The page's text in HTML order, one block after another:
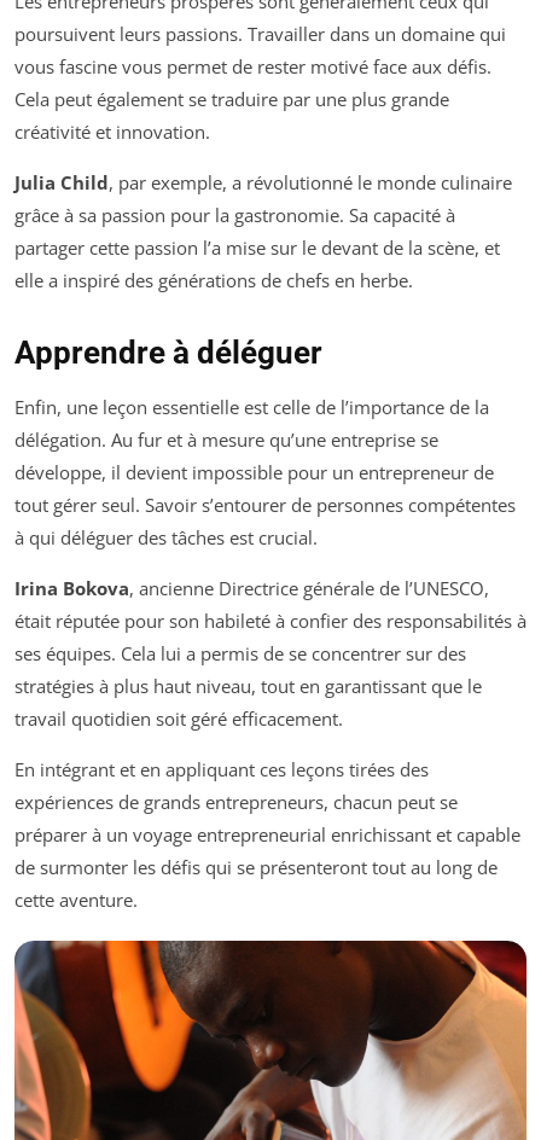
poursuivent leurs passions. Travailler dans un domaine qui
vous fascine vous permet de rester motivé face aux défis.
Cela peut également se traduire par une plus grande
créativité et innovation.
Julia Child, par exemple, a révolutionné le monde culinaire
grâce à sa passion pour la gastronomie. Sa capacité à
partager cette passion l’a mise sur le devant de la scène, et
elle a inspiré des générations de chefs en herbe.
Apprendre à déléguer
Enfin, une leçon essentielle est celle de l’importance de la
délégation. Au fur et à mesure qu’une entreprise se
développe, il devient impossible pour un entrepreneur de
tout gérer seul. Savoir s’entourer de personnes compétentes
à qui déléguer des tâches est crucial.
Irina Bokova, ancienne Directrice générale de l’UNESCO,
était réputée pour son habileté à confier des responsabilités à
ses équipes. Cela lui a permis de se concentrer sur des
stratégies à plus haut niveau, tout en garantissant que le
travail quotidien soit géré efficacement.
En intégrant et en appliquant ces leçons tirées des
expériences de grands entrepreneurs, chacun peut se
préparer à un voyage entrepreneurial enrichissant et capable
de surmonter les défis qui se présenteront tout au long de
cette aventure.